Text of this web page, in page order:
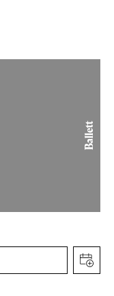
Ballett